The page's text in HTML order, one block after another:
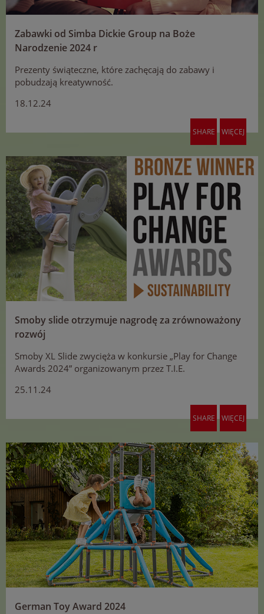
Zabawki od Simba Dickie Group na Boże
Narodzenie 2024 r
Prezenty świąteczne, które zachęcają do zabawy i
pobudzają kreatywność.
18.12.24
SHARE WIĘCEJ
Smoby slide otrzymuje nagrodę za zrównoważony
rozwój
Smoby XL Slide zwycięża w konkursie „Play for Change
Awards 2024” organizowanym przez T.I.E.
25.11.24
SHARE WIĘCEJ
German Toy Award 2024